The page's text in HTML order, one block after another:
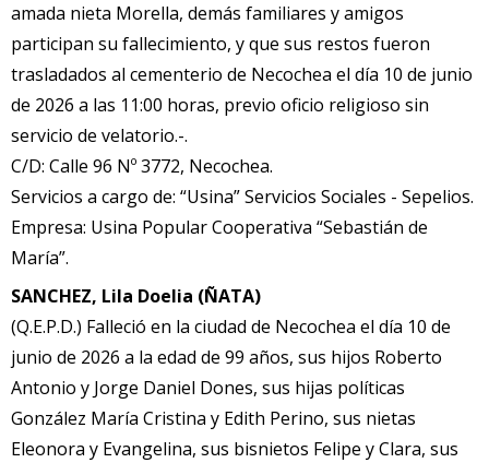
amada nieta Morella, demás familiares y amigos
participan su fallecimiento, y que sus restos fueron
trasladados al cementerio de Necochea el día 10 de junio
de 2026 a las 11:00 horas, previo oficio religioso sin
servicio de velatorio.-.
C/D: Calle 96 Nº 3772, Necochea.
Servicios a cargo de: “Usina” Servicios Sociales - Sepelios.
Empresa: Usina Popular Cooperativa “Sebastián de
María”.
SANCHEZ, Lila Doelia (ÑATA)
(Q.E.P.D.) Falleció en la ciudad de Necochea el día 10 de
junio de 2026 a la edad de 99 años, sus hijos Roberto
Antonio y Jorge Daniel Dones, sus hijas políticas
González María Cristina y Edith Perino, sus nietas
Eleonora y Evangelina, sus bisnietos Felipe y Clara, sus